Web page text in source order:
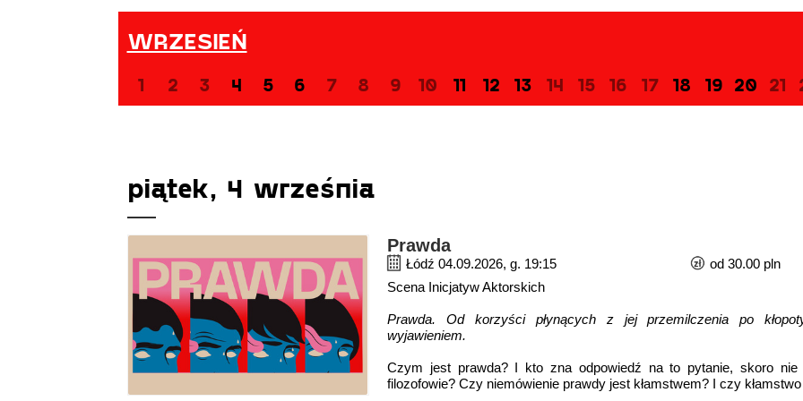
WRZESIEŃ
1 2 3 4 5 6 7 8 9 10 11 12 13 14 15 16 17 18 19 20 21
piątek, 4 września
Prawda
Łódź 04.09.2026, g. 19:15
od 30.00 pln
Scena Inicjatyw Aktorskich
Prawda. Od korzyści płynących z jej przemilczenia po
wyjawieniem.
Czym jest prawda? I kto zna odpowiedź na to pytanie, skoro nie
filozofowie? Czy niemówienie prawdy jest kłamstwem? I czy